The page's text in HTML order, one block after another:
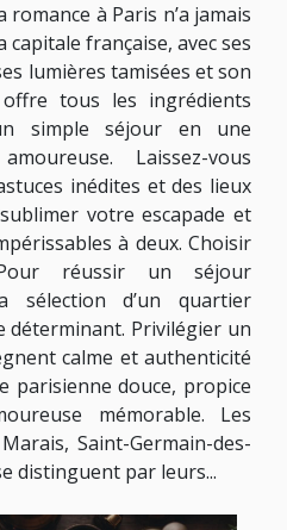
romance à Paris n’a jamais
capitale française, avec ses
lumières tamisées et son
tous les ingrédients
simple séjour en une
Laissez-vous
inédites et des lieux
votre escapade et
à deux. Choisir
réussir un séjour
sélection d’un quartier
déterminant. Privilégier un
calme et authenticité
parisienne douce, propice
mémorable. Les
Saint-Germain-des-
distinguent par leurs...